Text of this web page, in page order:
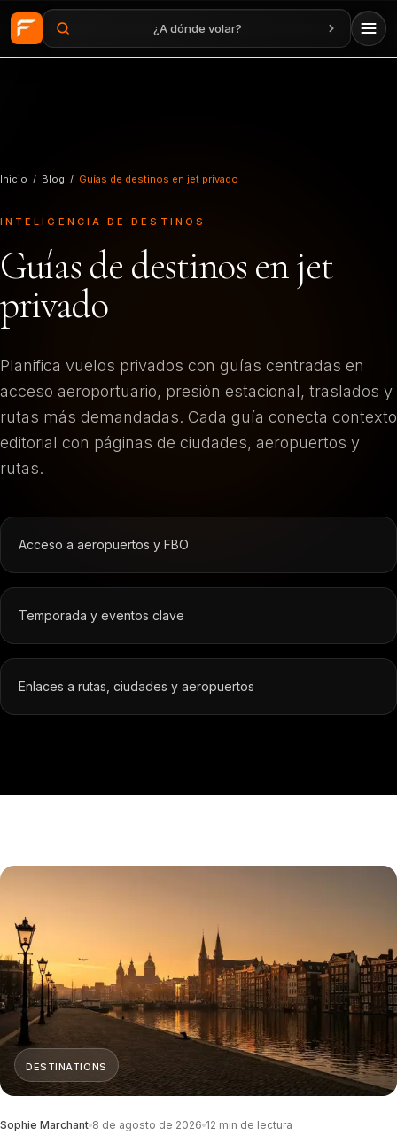
Saltar al contenido principal
¿A dónde volar?
Inicio / Blog / Guías de destinos en jet privado
INTELIGENCIA DE DESTINOS
Guías de destinos en jet
privado
Planifica vuelos privados con guías centradas en
acceso aeroportuario, presión estacional, traslados y
rutas más demandadas. Cada guía conecta contexto
editorial con páginas de ciudades, aeropuertos y
rutas.
Acceso a aeropuertos y FBO
Temporada y eventos clave
Enlaces a rutas, ciudades y aeropuertos
DESTINATIONS
Sophie Marchant 8 de agosto de 2026 12 min de lectura